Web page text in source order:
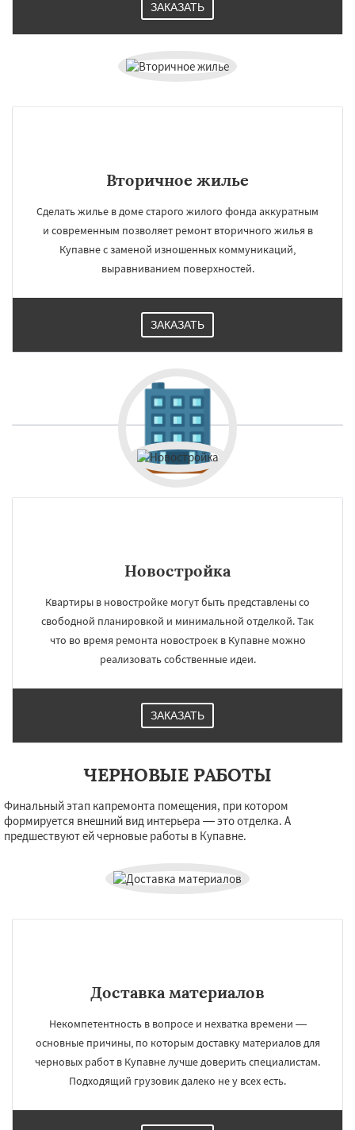
регионам
Талдом Фрязино Химки
Щелково Электрогорск Электросталь
Андреево
Богородское
Быково Вербилки
Восход Деденево Жилево Загорянский
Икша Ильинский Красково
Лотошино Малаховка Менделеевск
Михнево
Монино Нахабино
ЗАКАЗАТЬ
Вторичное жилье
Сделать жилье в доме старого жилого фонда аккуратным
и современным позволяет ремонт вторичного жилья в
Купавне с заменой изношенных коммуникаций,
выравниванием поверхностей.
ЗАКАЗАТЬ
Новостройка
Квартиры в новостройке могут быть представлены со
свободной планировкой и минимальной отделкой. Так
что во время ремонта новостроек в Купавне можно
реализовать собственные идеи.
ЗАКАЗАТЬ
ЧЕРНОВЫЕ РАБОТЫ
Финальный этап капремонта помещения, при котором
формируется внешний вид интерьера — это отделка. А
предшествуют ей черновые работы в Купавне.
Доставка материалов
Некомпетентность в вопросе и нехватка времени —
основные причины, по которым доставку материалов для
черновых работ в Купавне лучше доверить специалистам.
Подходящий грузовик далеко не у всех есть.
Даю согласие на обработку персональных данных